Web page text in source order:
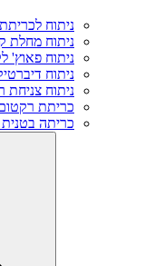
ניתוח
ניתוח מחלת
ניתוח פאוץ'
ניתוח
ניתוח צניחת
כריתת
כריתה בטנית